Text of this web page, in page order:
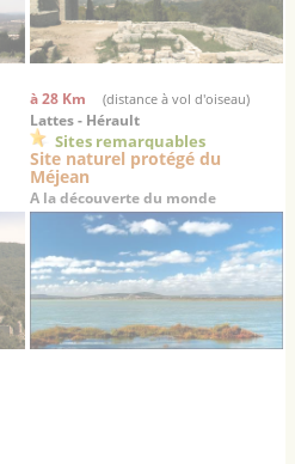
à 28 Km (distance à vol d'oiseau)
Lattes - Hérault
Sites remarquables
Site naturel protégé du
Méjean
A la découverte du monde
lagunaire languedocien